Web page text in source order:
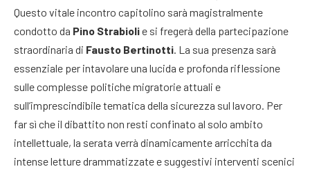
Questo vitale incontro capitolino sarà magistralmente
condotto da Pino Strabiolie si fregerà della partecipazione
straordinaria di Fausto Bertinotti. La sua presenza sarà
essenziale per intavolare una lucida e profonda riflessione
sulle complesse politiche migratorie attuali e
sull’imprescindibile tematica della sicurezza sul lavoro. Per
far sì che il dibattito non resti confinato al solo ambito
intellettuale, la serata verrà dinamicamente arricchita da
intense letture drammatizzate e suggestivi interventi scenici